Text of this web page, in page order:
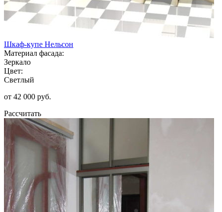
Шкаф-купе Нельсон
Материал фасада:
Зеркало
Цвет:
Светлый
от 42 000 руб.
Рассчитать